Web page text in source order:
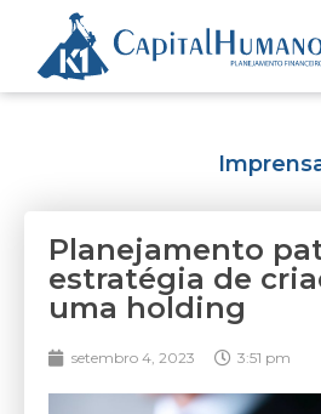
Planejamento
estratégia de
uma holding
setembro 4, 2023 3:51 pm